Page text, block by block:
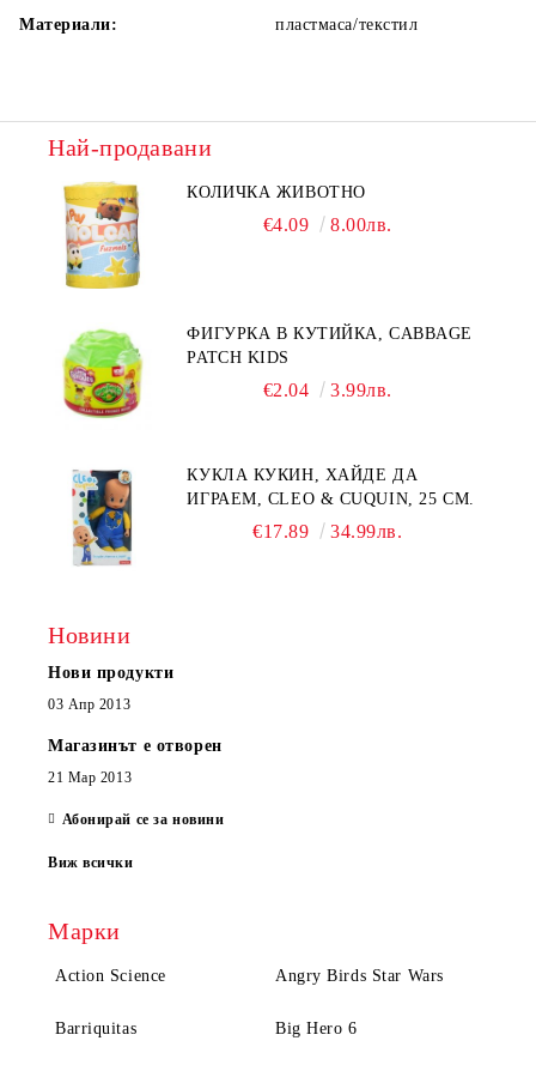
Материали: пластмаса/текстил
Най-продавани
КОЛИЧКА ЖИВОТНО
€4.09 8.00лв.
ФИГУРКА В КУТИЙКА, CABBAGE
PATCH KIDS
€2.04 3.99лв.
КУКЛА КУКИН, ХАЙДЕ ДА
ИГРАЕМ, CLEO & CUQUIN, 25 СМ.
€17.89 34.99лв.
Новини
Нови продукти
03 Апр 2013
Магазинът е отворен
21 Мар 2013
Абонирай се за новини
Виж всички
Марки
Action Science Angry Birds Star Wars
Barriquitas Big Hero 6